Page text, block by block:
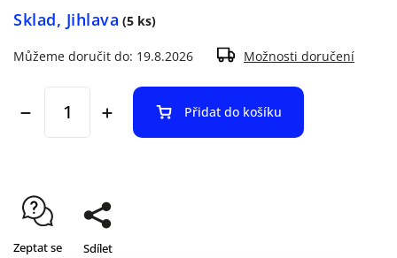
Sklad, Jihlava (5 ks)
Můžeme doručit do: 19.8.2026 Možnosti doručení
Přidat do košíku
Zeptat se Sdílet